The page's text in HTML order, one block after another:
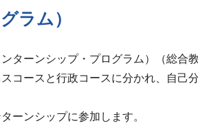
ラム）
ターンシップ・プログラム）（総合
コースと行政コースに分かれ、自己
ーンシップに参加します。